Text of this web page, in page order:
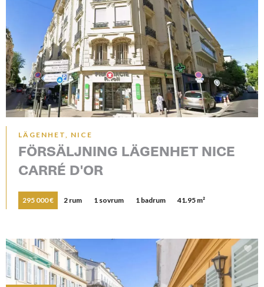
LÄGENHET, NICE
FÖRSÄLJNING LÄGENHET NICE
CARRÉ D'OR
295 000 € 2 rum 1 sovrum 1 badrum 41.95 m²